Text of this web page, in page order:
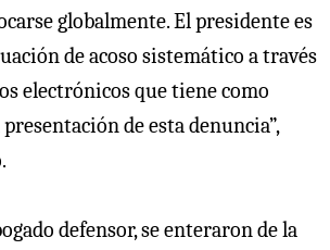
globalmente. El presidente es
de acoso sistemático a través
electrónicos que tiene como
de esta denuncia”,
defensor, se enteraron de la